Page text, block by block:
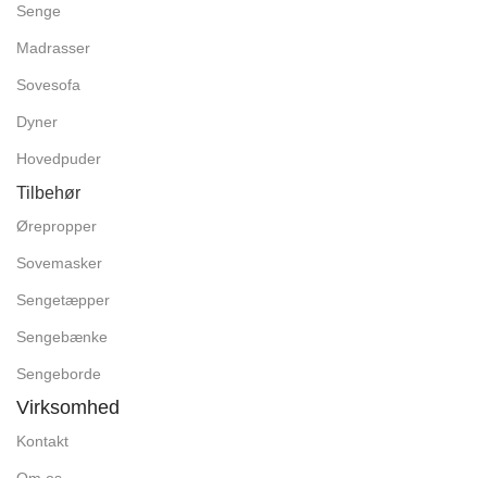
Senge
Madrasser
Sovesofa
Dyner
Hovedpuder
Tilbehør
Ørepropper
Sovemasker
Sengetæpper
Sengebænke
Sengeborde
Virksomhed
Kontakt